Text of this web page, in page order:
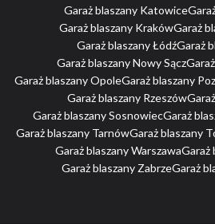
Garaż blaszany Katowice
Garaż blaszany KrakówGaraż
Garaż blaszany ŁódźGaraż
Garaż blaszany Nowy Sącz
Garaż blaszany OpoleGaraż blaszany
Garaż blaszany Rzeszów
Garaż blaszany SosnowiecGaraż
Garaż blaszany TarnówGaraż blaszany
Garaż blaszany WarszawaGaraż
Garaż blaszany ZabrzeGaraż